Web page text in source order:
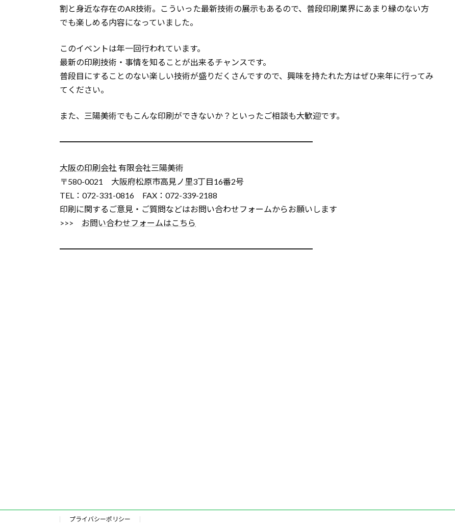
割と身近な存在のAR技術。こういった最新技術の展示もあるので、普段印刷業界にあまり縁のない方
でも楽しめる内容になっていました。
このイベントは年一回行われています。
最新の印刷技術・事情を知ることが出来るチャンスです。
普段目にすることのない楽しい技術が盛りだくさんですので、興味を持たれた方はぜひ来年に行ってみ
てください。
また、三陽美術でもこんな印刷ができないか？といったご相談も大歓迎です。
━━━━━━━━━━━━━━━━━━━━━━━━━━━━━━━
大阪の印刷会社 有限会社三陽美術
〒580-0021 大阪府松原市高見ノ里3丁目16番2号
TEL：072-331-0816 FAX：072-339-2188
印刷に関するご意見・ご質問などはお問い合わせフォームからお願いします
>>> お問い合わせフォームはこちら
━━━━━━━━━━━━━━━━━━━━━━━━━━━━━━━
プライバシーポリシー